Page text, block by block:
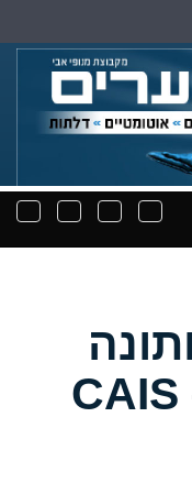
תפריט
יצירת
תפריט
חיפוש
ניווט
קבצים
לשער קונזולי – CAIS